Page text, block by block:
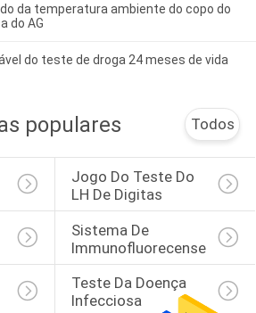
da temperatura ambiente do copo do
do AG
do teste de droga 24 meses de vida
populares Todos
Jogo Do Teste Do
LH De Digitas
Sistema De
Immunofluorecense
Teste Da Doença
Infecciosa